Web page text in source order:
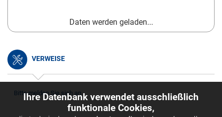
Daten werden geladen...
VERWEISE
Bitte melden Sie sich an.
Ihre Datenbank verwendet ausschließlich
funktionale Cookies,